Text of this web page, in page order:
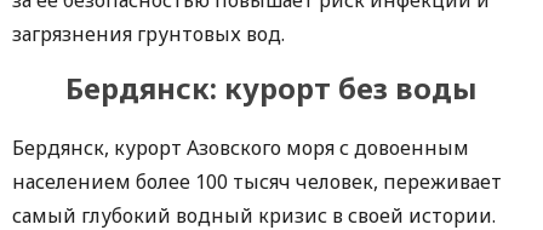
загрязнения грунтовых вод.
Бердянск: курорт без воды
Бердянск, курорт Азовского моря с довоенным
населением более 100 тысяч человек, переживает
самый глубокий водный кризис в своей истории.